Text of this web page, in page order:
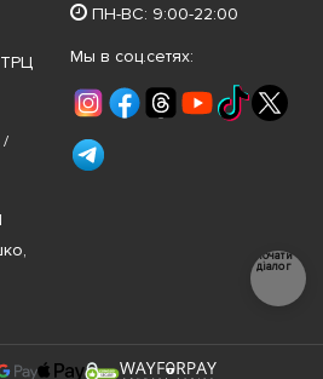
/
ПН-ВС: 9:00-22:00
Мы в соц.сетях:
Почати
діалог